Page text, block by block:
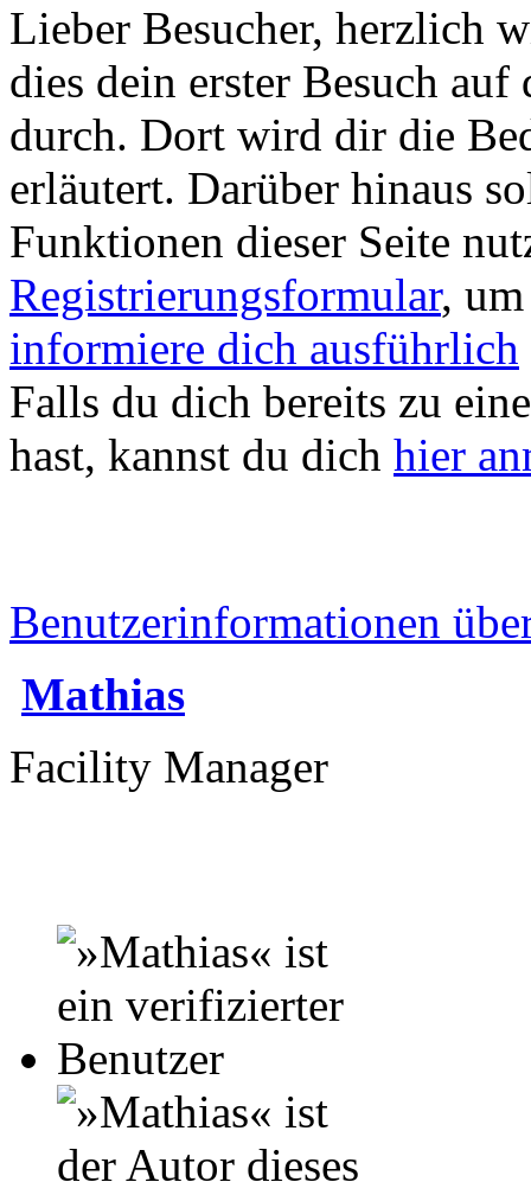
Lieber Besucher, herzlich
dies dein erster Besuch
durch. Dort wird dir die
erläutert. Darüber hinaus
Funktionen dieser Seite
Registrierungsformular,
informiere dich ausführlich
Falls du dich bereits zu
hast, kannst du dich hier
Benutzerinformationen
Mathias
Facility Manager